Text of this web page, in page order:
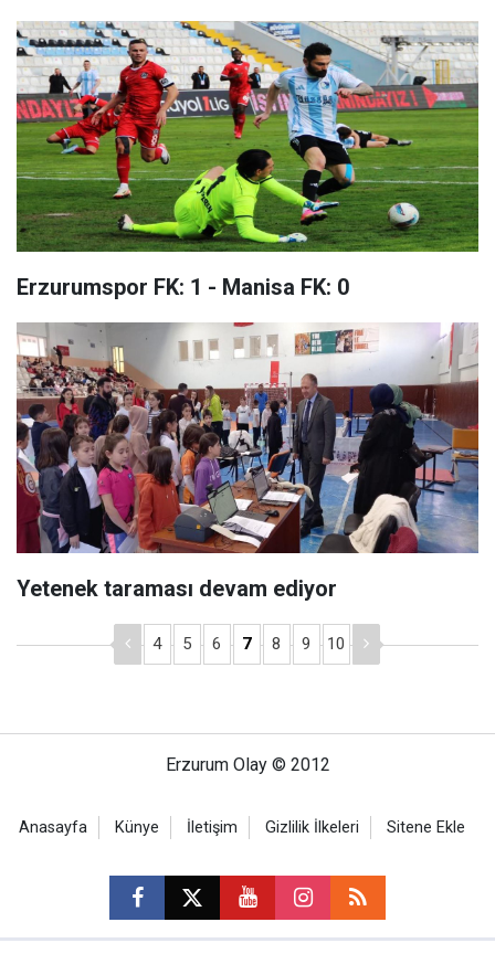
Erzurumspor FK: 1 - Manisa FK: 0
Yetenek taraması devam ediyor
4 5 6 7 8 9 10
Erzurum Olay © 2012
Anasayfa Künye İletişim Gizlilik İlkeleri Sitene Ekle